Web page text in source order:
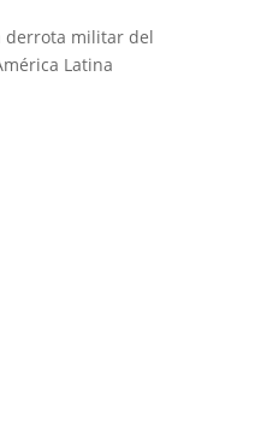
derrota militar del
Latina